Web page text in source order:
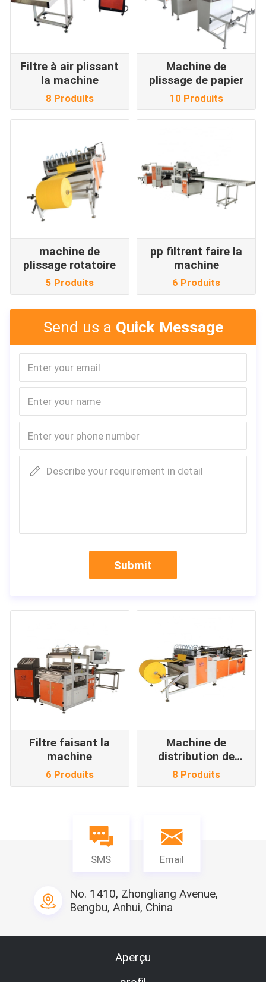
Filtre à air plissant
la machine
8 Produits
Machine de
plissage de papier
10 Produits
machine de
plissage rotatoire
5 Produits
pp filtrent faire la
machine
6 Produits
Send us a Quick Message
Describe your requirement in detail
Submit
Filtre faisant la
machine
6 Produits
Machine de
distribution de
colle
8 Produits
SMS Email
No. 1410, Zhongliang Avenue,
Bengbu, Anhui, China
Aperçu